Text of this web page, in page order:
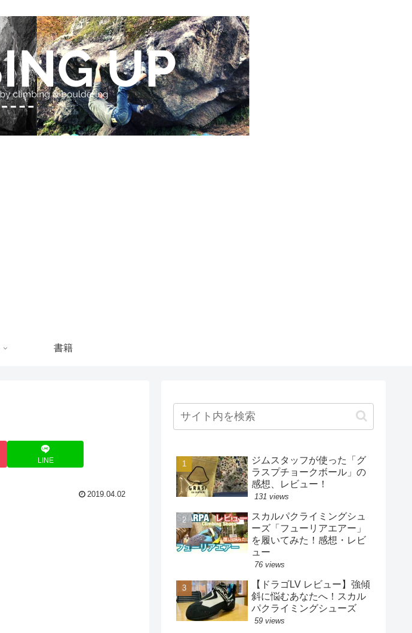
書籍
LINE
2019.04.02
ジムスタッフが使った「グ
ラスプチョークボール」の
感想、レビュー！
131 views
スカルパクライミングシュ
ーズ「フューリアエアー」
を履いてみた！感想・レビ
ュー
76 views
【ドラゴLV レビュー】強傾
斜に悩むあなたへ！スカル
パクライミングシューズ
59 views